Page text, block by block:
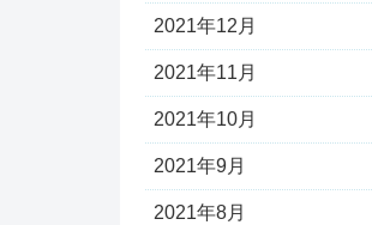
2021年12月
2021年11月
2021年10月
2021年9月
2021年8月